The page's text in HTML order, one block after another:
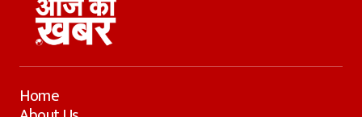
Home